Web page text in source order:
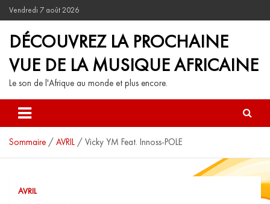
Vendredi 7 août 2026
DÉCOUVREZ LA PROCHAINE
VUE DE LA MUSIQUE AFRICAINE
Le son de l'Afrique au monde et plus encore.
Sommaire AVRIL Vicky YM Feat. Innoss-POLE
AVRIL